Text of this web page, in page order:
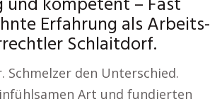
Erfahrung als Arbeits-
Schlaitdorf.
Schmelzer den Unterschied.
Art und fundierten